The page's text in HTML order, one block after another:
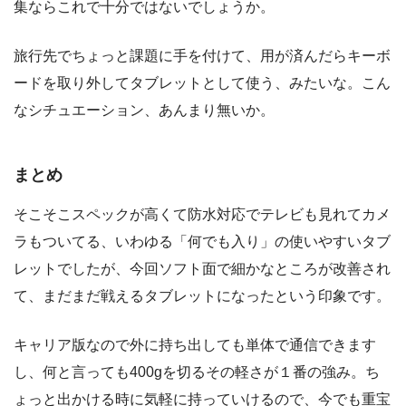
集ならこれで十分ではないでしょうか。
旅行先でちょっと課題に手を付けて、用が済んだらキーボ
ードを取り外してタブレットとして使う、みたいな。こん
なシチュエーション、あんまり無いか。
まとめ
そこそこスペックが高くて防水対応でテレビも見れてカメ
ラもついてる、いわゆる「何でも入り」の使いやすいタブ
レットでしたが、今回ソフト面で細かなところが改善され
て、まだまだ戦えるタブレットになったという印象です。
キャリア版なので外に持ち出しても単体で通信できます
し、何と言っても400gを切るその軽さが１番の強み。ち
ょっと出かける時に気軽に持っていけるので、今でも重宝